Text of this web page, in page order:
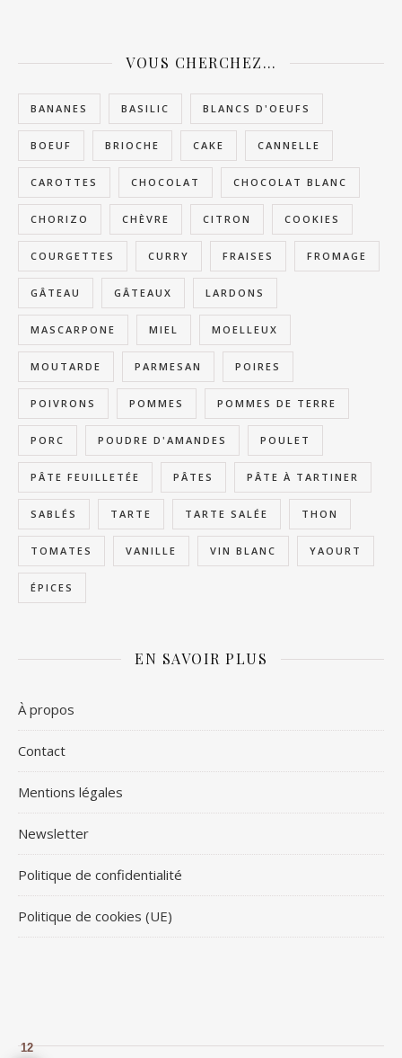
VOUS CHERCHEZ…
BANANES BASILIC BLANCS D'OEUFS
BOEUF BRIOCHE CAKE CANNELLE
CAROTTES CHOCOLAT CHOCOLAT BLANC
CHORIZO CHÈVRE CITRON COOKIES
COURGETTES CURRY FRAISES FROMAGE
GÂTEAU GÂTEAUX LARDONS
MASCARPONE MIEL MOELLEUX
MOUTARDE PARMESAN POIRES
POIVRONS POMMES POMMES DE TERRE
PORC POUDRE D'AMANDES POULET
PÂTE FEUILLETÉE PÂTES PÂTE À TARTINER
SABLÉS TARTE TARTE SALÉE THON
TOMATES VANILLE VIN BLANC YAOURT
ÉPICES
EN SAVOIR PLUS
À propos
Contact
Mentions légales
Newsletter
Politique de confidentialité
Politique de cookies (UE)
12